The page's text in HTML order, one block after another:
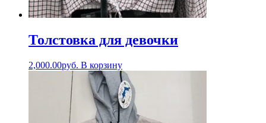
Толстовка для девочки
2,000.00руб. В корзину